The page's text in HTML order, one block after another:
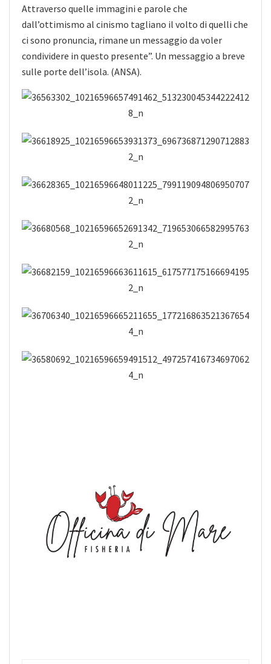
Attraverso quelle immagini e parole che
dall’ottimismo al cinismo tagliano il volto di quelli che
ci sono pronuncia, rimane un messaggio da voler
condividere in questo presente”. Un messaggio a breve
sulle porte dell’isola. (ANSA).